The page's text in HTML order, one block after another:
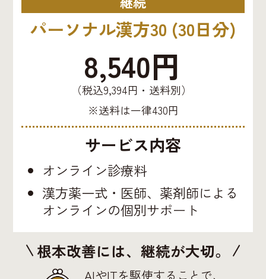
パーソナル漢方30 (30日分)
8,540円
（税込9,394円・送料別）
※送料は一律430円
サービス内容
オンライン診療料
漢方薬一式・医師、薬剤師による
オンラインの個別サポート
根本改善には、継続が大切。
AIやITを駆使することで、